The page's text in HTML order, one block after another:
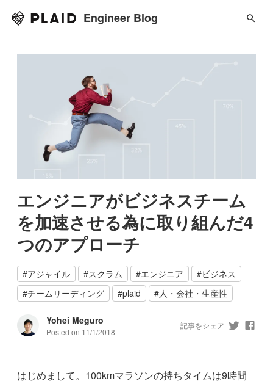
Engineer Blog
エンジニアがビジネスチーム
を加速させる為に取り組んだ4
つのアプローチ
#アジャイル #スクラム #エンジニア #ビジネス
#チームリーディング #plaid #人・会社・生産性
Yohei Meguro
Posted on 11/1/2018
記事をシェア
はじめまして。100kmマラソンの持ちタイムは9時間